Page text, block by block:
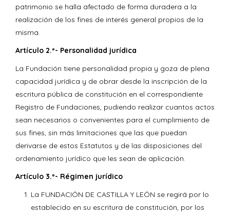
patrimonio se halla afectado de forma duradera a la
realización de los fines de interés general propios de la
misma.
Artículo 2.º- Personalidad jurídica
La Fundación tiene personalidad propia y goza de plena
capacidad jurídica y de obrar desde la inscripción de la
escritura pública de constitución en el correspondiente
Registro de Fundaciones, pudiendo realizar cuantos actos
sean necesarios o convenientes para el cumplimiento de
sus fines, sin más limitaciones que las que puedan
derivarse de estos Estatutos y de las disposiciones del
ordenamiento jurídico que les sean de aplicación.
Artículo 3.º- Régimen jurídico
La FUNDACIÓN DE CASTILLA Y LEÓN se regirá por lo
establecido en su escritura de constitución, por los